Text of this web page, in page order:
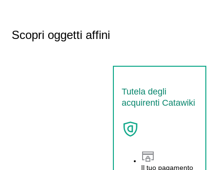
Scopri oggetti affini
Tutela degli
acquirenti Catawiki
Il tuo pagamento